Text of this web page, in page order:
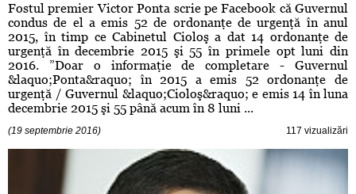
Fostul premier Victor Ponta scrie pe Facebook că Guvernul
condus de el a emis 52 de ordonanţe de urgenţă în anul
2015, în timp ce Cabinetul Cioloş a dat 14 ordonanţe de
urgenţă în decembrie 2015 şi 55 în primele opt luni din
2016. ”Doar o informaţie de completare - Guvernul
&laquo;Ponta&raquo; în 2015 a emis 52 ordonanţe de
urgenţă / Guvernul &laquo;Cioloş&raquo; e emis 14 în luna
decembrie 2015 şi 55 până acum în 8 luni ...
(19 septembrie 2016) 117 vizualizări